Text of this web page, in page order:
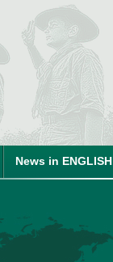
News in ENGLISH